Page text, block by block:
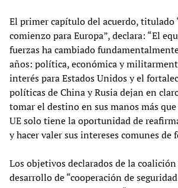
El primer capítulo del acuerdo, titulado
comienzo para Europa”, declara: “El
fuerzas ha cambiado
años: política, económica y
interés para Estados Unidos y el
políticas de China y Rusia dejan en
tomar el destino en sus manos más que
UE solo tiene la oportunidad de
y hacer valer sus intereses comunes de
Los objetivos declarados de la
desarrollo de “cooperación de